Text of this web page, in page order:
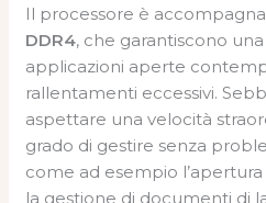
Il processore è
DDR4, che garantiscono
applicazioni aperte
rallentamenti eccessivi.
aspettare una velocità
grado di gestire senza
come ad esempio
la gestione di documenti di